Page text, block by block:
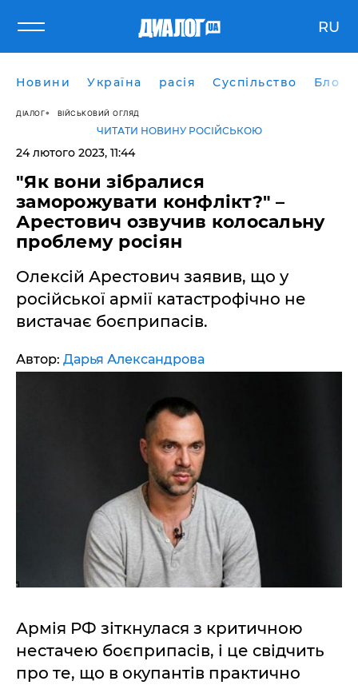
RU
Новини Україна расія Суспільство Блоги
ДІАЛОГ ВІЙСЬКОВИЙ ОГЛЯД
ЧИТАТИ НОВИНУ РОСІЙСЬКОЮ
24 лютого 2023, 11:44
"Як вони зібралися
заморожувати конфлікт?" –
Арестович озвучив колосальну
проблему росіян
Олексій Арестович заявив, що у
російської армії катастрофічно не
вистачає боєприпасів.
Автор: Дарья Александрова
Армія РФ зіткнулася з критичною
нестачею боєприпасів, і це свідчить
про те, що в окупантів практично